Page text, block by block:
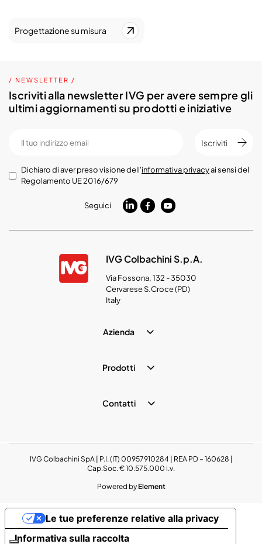
Progettazione su misura
/ NEWSLETTER /
Iscriviti alla newsletter IVG per avere sempre gli
ultimi aggiornamenti su prodotti e iniziative
Iscriviti
Dichiaro di aver preso visione dell'informativa privacyai sensi del
Regolamento UE 2016/679
Seguici
IVG Colbachini S.p.A.
Via Fossona, 132 - 35030
Cervarese S.Croce (PD)
Italy
Azienda
Prodotti
Contatti
IVG Colbachini SpA | P.I. (IT) 00957910284 | REA PD – 160628 |
Cap.Soc. € 10.575.000 i.v.
Powered by Element
Informativa sulla raccolta
Le tue preferenze relative alla privacy